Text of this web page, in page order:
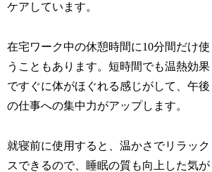
ケアしています。
在宅ワーク中の休憩時間に10分間だけ使
うこともあります。短時間でも温熱効果
ですぐに体がほぐれる感じがして、午後
の仕事への集中力がアップします。
就寝前に使用すると、温かさでリラック
スできるので、睡眠の質も向上した気が